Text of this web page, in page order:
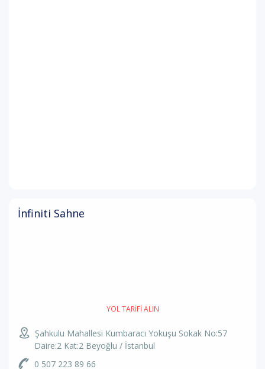
İnfiniti Sahne
YOL TARIFI ALIN
Şahkulu Mahallesi Kumbaracı Yokuşu Sokak No:57
Daire:2 Kat:2 Beyoğlu / İstanbul
0 507 223 89 66